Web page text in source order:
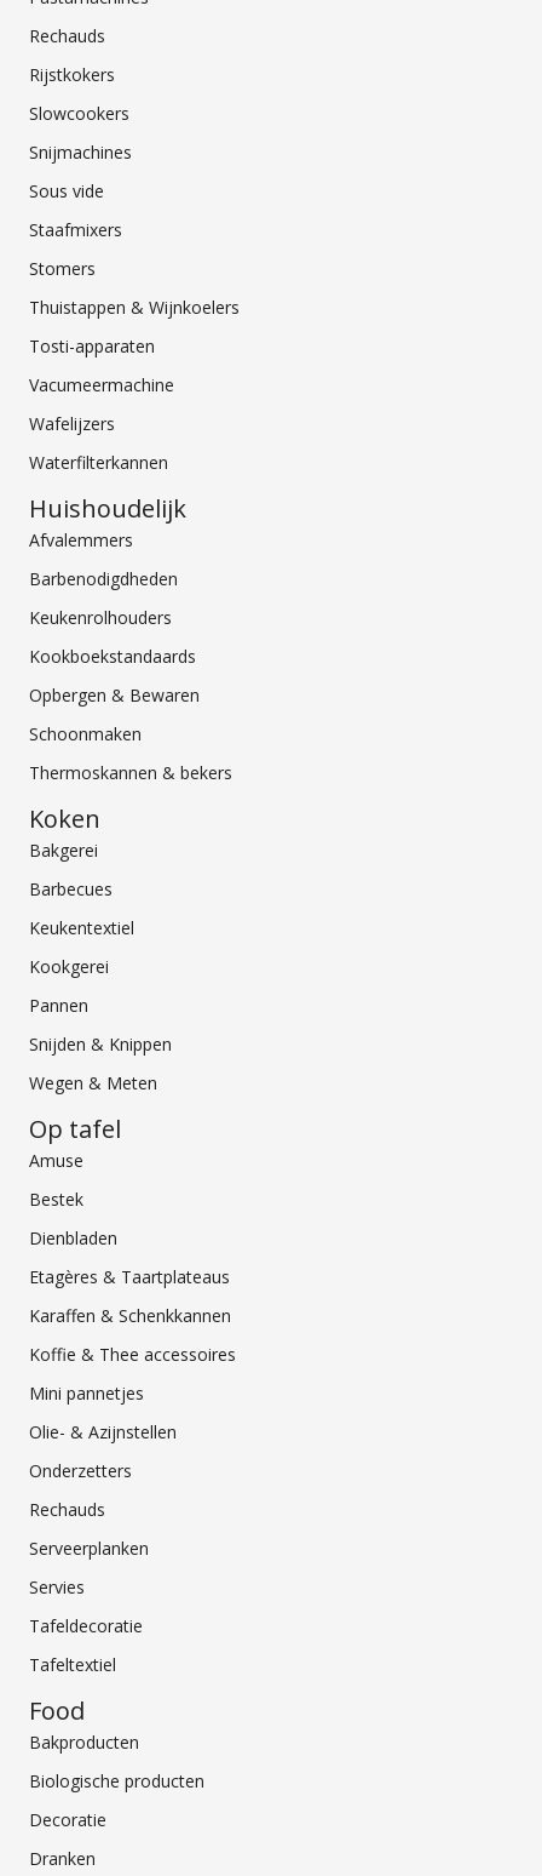
Rechauds
Rijstkokers
Slowcookers
Snijmachines
Sous vide
Staafmixers
Stomers
Thuistappen & Wijnkoelers
Tosti-apparaten
Vacumeermachine
Wafelijzers
Waterfilterkannen
Huishoudelijk
Afvalemmers
Barbenodigdheden
Keukenrolhouders
Kookboekstandaards
Opbergen & Bewaren
Schoonmaken
Thermoskannen & bekers
Koken
Bakgerei
Barbecues
Keukentextiel
Kookgerei
Pannen
Snijden & Knippen
Wegen & Meten
Op tafel
Amuse
Bestek
Dienbladen
Etagères & Taartplateaus
Karaffen & Schenkkannen
Koffie & Thee accessoires
Mini pannetjes
Olie- & Azijnstellen
Onderzetters
Rechauds
Serveerplanken
Servies
Tafeldecoratie
Tafeltextiel
Food
Bakproducten
Biologische producten
Decoratie
Dranken